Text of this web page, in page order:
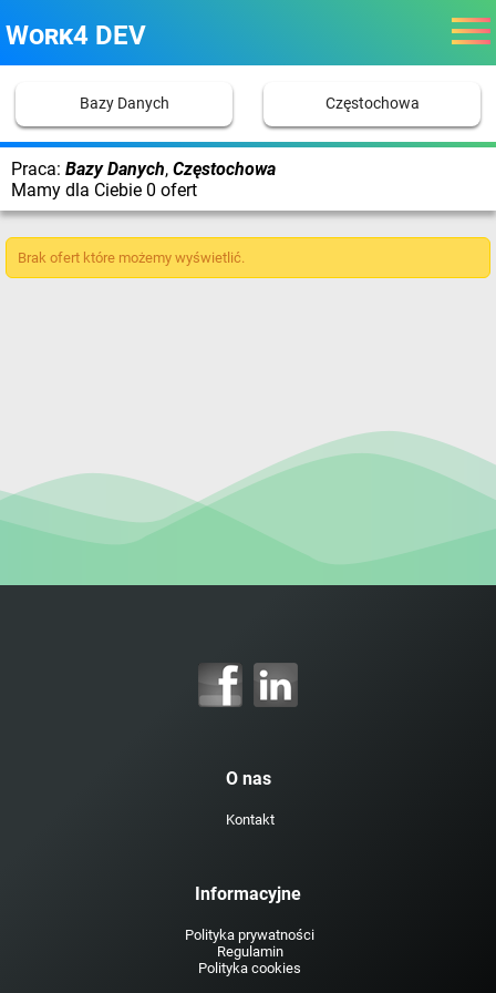
Work4 DEV
Bazy Danych Częstochowa
Praca: Bazy Danych, Częstochowa
Mamy dla Ciebie 0 ofert
Brak ofert które możemy wyświetlić.
O nas
Kontakt
Informacyjne
Polityka prywatności
Regulamin
Polityka cookies